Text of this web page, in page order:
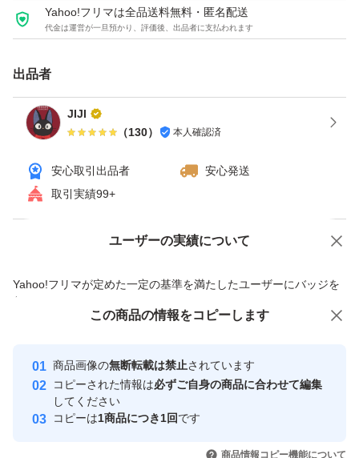
Yahoo!フリマは全品送料無料・匿名配送
代金は運営が一旦預かり、評価後、出品者に支払われます
出品者
JIJI
（130） 本人確認済
安心取引出品者
安心発送
取引実績99+
ユーザーの実績について
Yahoo!フリマが定めた一定の基準を満たしたユーザーにバッジを
付与しています
安心取引出品者
心・安全なユーザーです
取引実績
引を完了させた実績があります
価格の相談 商品への質問
この商品の情報をコピーします
商品画像の無断転載は禁止されています
コピーされた情報は必ずご自身の商品に合わせて編集
してください
コピーは1商品につき1回です
商品情報コピー機能について
この商品をみている人にオススメ